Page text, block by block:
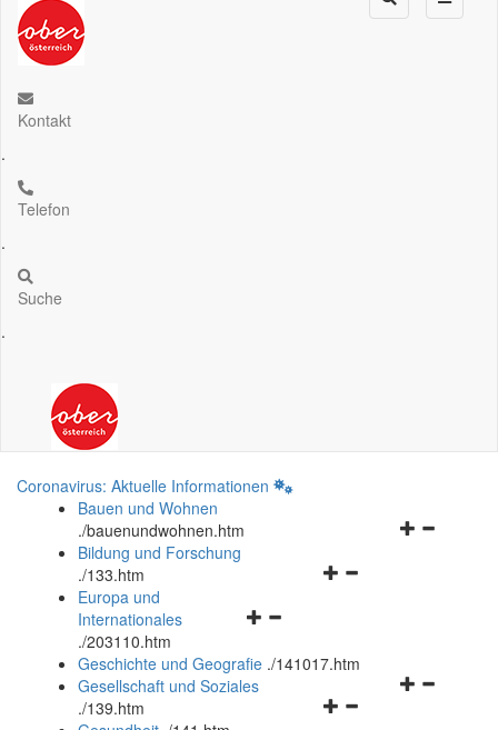
Kontakt
.
Telefon
.
Suche
.
Coronavirus: Aktuelle Informationen
Bauen und Wohnen
./bauenundwohnen.htm
Navigationsmenü
Bildung und Forschung
./133.htm
Navigationsmenü
und
schließen
Europa und
Internationales
./203110.htm
Geschichte und Geografie ./141017.htm
Navigationsmenü
Gesellschaft und Soziales
./139.htm